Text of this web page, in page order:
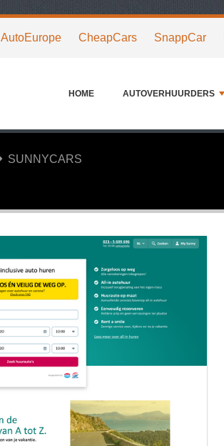
AutoEurope CheapCars SnappCar
HOME AUTOVERHUURDERS
SUNNYCARS